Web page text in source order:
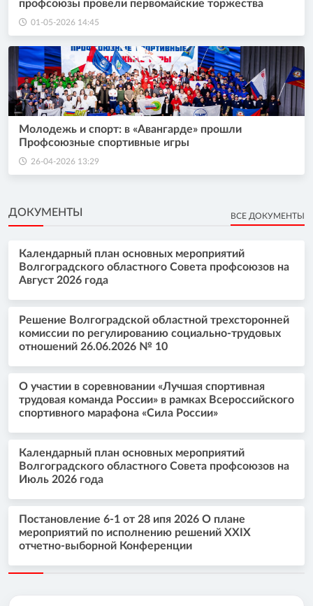
профсоюзы провели первомайские торжества
01-05-2026 14:45
Молодежь и спорт: в «Авангарде» прошли
Профсоюзные спортивные игры
26-04-2026 13:29
ДОКУМЕНТЫ ВСЕ ДОКУМЕНТЫ
Календарный план основных мероприятий
Волгоградского областного Совета профсоюзов на
Август 2026 года
Решение Волгоградской областной трехсторонней
комиссии по регулированию социально-трудовых
отношений 26.06.2026 № 10
О участии в соревновании «Лучшая спортивная
трудовая команда России» в рамках Всероссийского
спортивного марафона «Сила России»
Календарный план основных мероприятий
Волгоградского областного Совета профсоюзов на
Июль 2026 года
Постановление 6-1 от 28 ипя 2026 О плане
мероприятий по исполнению решений XXIX
отчетно-выборной Конференции